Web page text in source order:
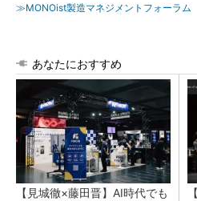
≫MONOist製造マネジメントフォーラム
あなたにおすすめ
【見城徹×藤田晋】AI時代でも